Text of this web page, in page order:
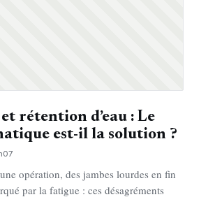
rétention d’eau : Le
est-il la solution ?
opération, des jambes lourdes en fin
par la fatigue : ces désagréments